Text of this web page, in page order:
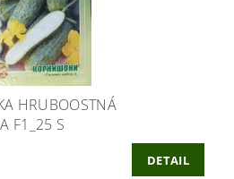
HRUBOOSTNÁ
F1_25 S
DETAIL